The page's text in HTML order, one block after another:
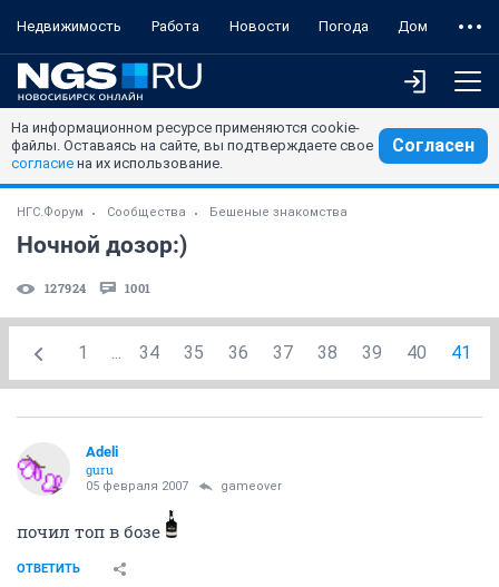
Недвижимость Работа Новости Погода Дом
На информационном ресурсе применяются cookie-
файлы. Оставаясь на сайте, вы подтверждаете свое
согласие на их использование.
Согласен
НГС.Форум Сообщества Бешеные знакомства
Ночной дозор:)
127924 1001
1 ... 34 35 36 37 38 39 40 41
Adeli
guru
05 февраля 2007 gameover
почил топ в бозе
ОТВЕТИТЬ